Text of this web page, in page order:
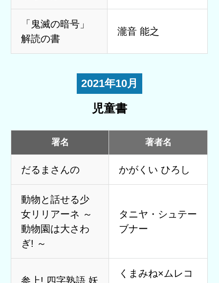
「鬼滅の暗号」
解読の書
瀧音 能之
2021年10月
児童書
署名 著者名
だるまさんの かがくい ひろし
動物と話せる少
女リリアーネ ～
動物園は大さわ
ぎ! ～
タニヤ・シュテー
ブナー
参上! 四字熟語 妖
くまみね×ムレコ